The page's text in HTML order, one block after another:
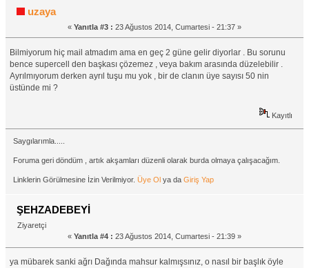
uzaya
« Yanıtla #3 : 23 Ağustos 2014, Cumartesi - 21:37 »
Bilmiyorum hiç mail atmadım ama en geç 2 güne gelir diyorlar . Bu sorunu
bence supercell den başkası çözemez , veya bakım arasında düzelebilir .
Ayrılmıyorum derken ayrıl tuşu mu yok , bir de clanın üye sayısı 50 nin
üstünde mi ?
Kayıtlı
Saygılarımla.....
Foruma geri döndüm , artık akşamları düzenli olarak burda olmaya çalışacağım.
Linklerin Görülmesine İzin Verilmiyor. Üye Olya da Giriş Yap
ŞEHZADEBEYİ
Ziyaretçi
« Yanıtla #4 : 23 Ağustos 2014, Cumartesi - 21:39 »
ya mübarek sanki ağrı Dağında mahsur kalmışsınız, o nasıl bir başlık öyle